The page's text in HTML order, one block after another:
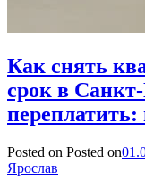
Как снять
срок в
переплатить:
Posted on Posted on
Ярослав